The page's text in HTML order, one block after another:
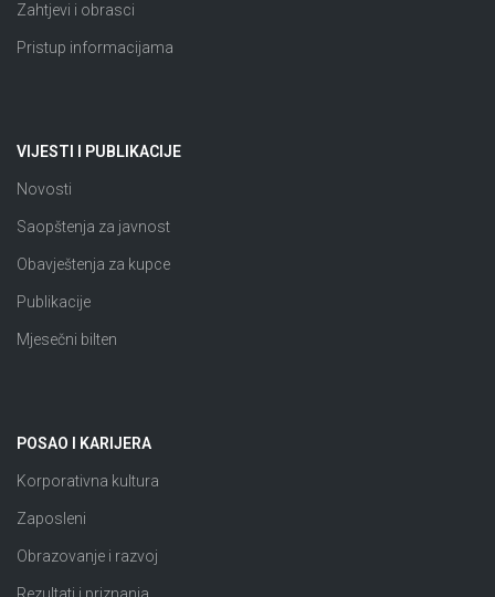
Zahtjevi i obrasci
Pristup informacijama
VIJESTI I PUBLIKACIJE
Novosti
Saopštenja za javnost
Obavještenja za kupce
Publikacije
Mjesečni bilten
POSAO I KARIJERA
Korporativna kultura
Zaposleni
Obrazovanje i razvoj